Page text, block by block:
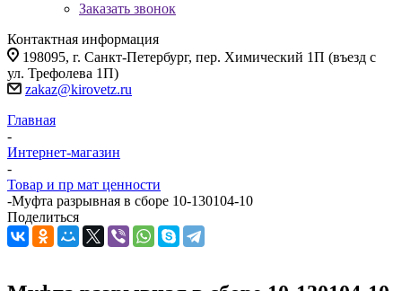
Заказать звонок
Контактная информация
198095, г. Санкт-Петербург, пер. Химический 1П (въезд с
ул. Трефолева 1П)
zakaz@kirovetz.ru
Главная
-
Интернет-магазин
-
Товар и пр мат ценности
-Муфта разрывная в сборе 10-130104-10
Поделиться